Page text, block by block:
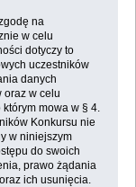
na
w celu
dotyczy to
uczestników
danych
oraz w celu
mowa w § 4.
Konkursu nie
w niniejszym
do swoich
prawo żądania
ich usunięcia.